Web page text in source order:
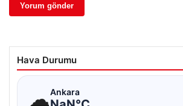
Hava Durumu
☁Ankara